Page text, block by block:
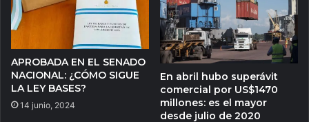
APROBADA EN EL SENADO
NACIONAL: ¿CÓMO SIGUE
LA LEY BASES?
14 junio, 2024
En abril hubo superávit
comercial por US$1470
millones: es el mayor
desde julio de 2020